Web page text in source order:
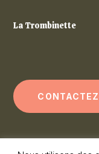
La Trombinette